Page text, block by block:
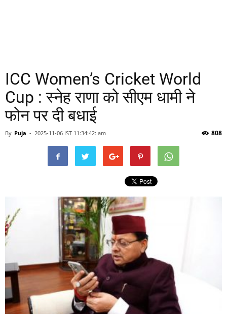
ICC Women’s Cricket World
Cup : स्नेह राणा को सीएम धामी ने
फोन पर दी बधाई
By Puja - 2025-11-06 IST 11:34:42: am 808